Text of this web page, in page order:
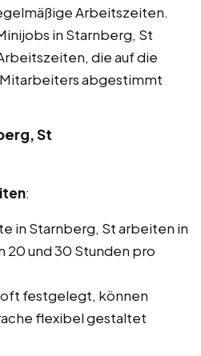
Arbeitszeiten.
in Starnberg, St
die auf die
abgestimmt
St
:
in Starnberg, St arbeiten in
20 und 30 Stunden pro
festgelegt, können
flexibel gestaltet